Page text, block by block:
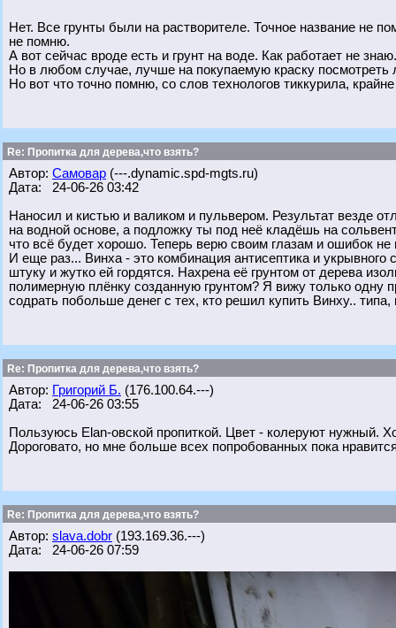
Нет. Все грунты были на растворителе. Точное название не
не помню.
А вот сейчас вроде есть и грунт на воде. Как работает не знаю.
Но в любом случае, лучше на покупаемую краску посмотреть
Но вот что точно помню, со слов технологов тиккурила,
Re: Пропитка для дерева,что взять?
Автор: Самовар (---.dynamic.spd-mgts.ru)
Дата: 24-06-26 03:42
Наносил и кистью и валиком и пульвером. Результат везде
на водной основе, а подложку ты под неё кладёшь на
что всё будет хорошо. Теперь верю своим глазам и ошибок не
И еще раз... Винха - это комбинация антисептика и
штуку и жутко ей гордятся. Нахрена её грунтом от дерева
полимерную плёнку созданную грунтом? Я вижу только одну
содрать побольше денег с тех, кто решил купить Винху.. типа,
Re: Пропитка для дерева,что взять?
Автор: Григорий Б. (176.100.64.---)
Дата: 24-06-26 03:55
Пользуюсь Elan-овской пропиткой. Цвет - колеруют нужный.
Дороговато, но мне больше всех попробованных пока
Re: Пропитка для дерева,что взять?
Автор: slava.dobr (193.169.36.---)
Дата: 24-06-26 07:59